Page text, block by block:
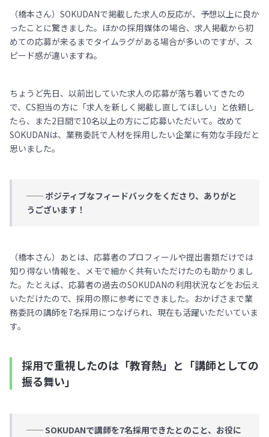
（橋本さん）SOKUDANで掲載した求人の反応が、予想以上に良か
ったことに驚きました。ほかの採用媒体の場合、求人掲載から初
めての応募が来るまでタイムラグがある場合が多いのですが、ス
ピード感が違いますね。
ちょうど先日、以前出していた求人の応募が落ち着いてきたの
で、CS担当の方に「求人を新しく掲載し直してほしい」と依頼し
たら、また2日間で10名以上の方にご応募いただいて。改めて
SOKUDANは、業務委託で人材を採用したい企業に有効な手段だと
思いました。
── ポジティブなフィードバックをくださり、ありがと
うございます！
（橋本さん）あとは、応募者のプロフィールや提出書類だけでは
知り得ない情報を、メモで細かく共有いただけたのも助かりまし
た。たとえば、応募者の過去のSOKUDANの利用状況などをお伝え
いただけたので、採用の際に参考にできました。おかげさまで業
務委託の講師を7名採用につなげられ、現在も活躍いただいていま
す。
採用で重視したのは「教育熱」と「講師としての
振る舞い」
── SOKUDANで講師を7名採用できたとのこと、お役に